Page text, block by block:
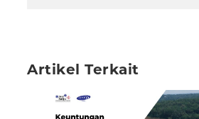
Artikel Terkait